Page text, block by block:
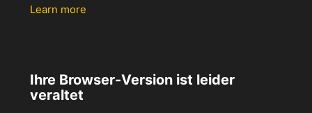
Learn more
Ihre Browser-Version ist leider
veraltet